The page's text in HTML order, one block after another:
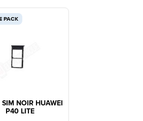
PACK
SIM NOIR HUAWEI
P40 LITE